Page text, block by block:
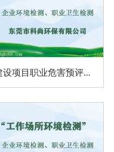
建设项目职业危害预评价（三同时）